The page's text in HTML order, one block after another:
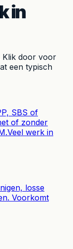
in
Klik door voor
een typisch
SBS of
of zonder
Veel werk in
losse
Voorkomt